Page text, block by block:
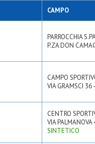
CAMPO
PARROCCHIA
P.ZA DON
CAMPO
VIA GRAMSCI
CENTRO
VIA
SINTETICO